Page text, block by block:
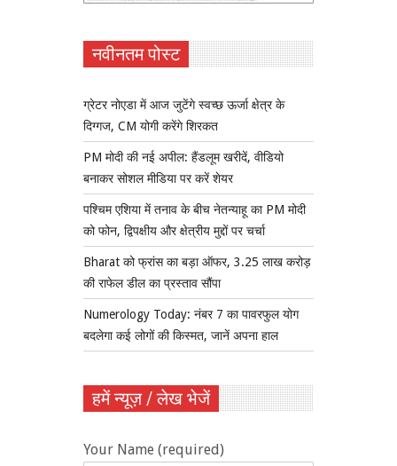
नवीनतम पोस्ट
ग्रेटर नोएडा में आज जुटेंगे स्वच्छ ऊर्जा क्षेत्र के
दिग्गज, CM योगी करेंगे शिरकत
PM मोदी की नई अपील: हैंडलूम खरीदें, वीडियो
बनाकर सोशल मीडिया पर करें शेयर
पश्चिम एशिया में तनाव के बीच नेतन्याहू का PM मोदी
को फोन, द्विपक्षीय और क्षेत्रीय मुद्दों पर चर्चा
Bharat को फ्रांस का बड़ा ऑफर, 3.25 लाख करोड़
की राफेल डील का प्रस्ताव सौंपा
Numerology Today: नंबर 7 का पावरफुल योग
बदलेगा कई लोगों की किस्मत, जानें अपना हाल
हमें न्यूज़ / लेख भेजें
Your Name (required)